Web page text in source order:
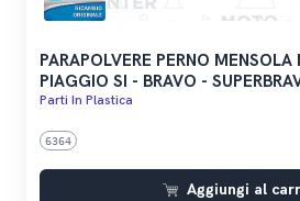
PARAPOLVERE PERNO
PIAGGIO SI - BRAVO -
Parti In Plastica
6364
Aggiungi al